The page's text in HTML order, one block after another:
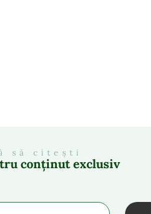
să citești
conținut exclusiv